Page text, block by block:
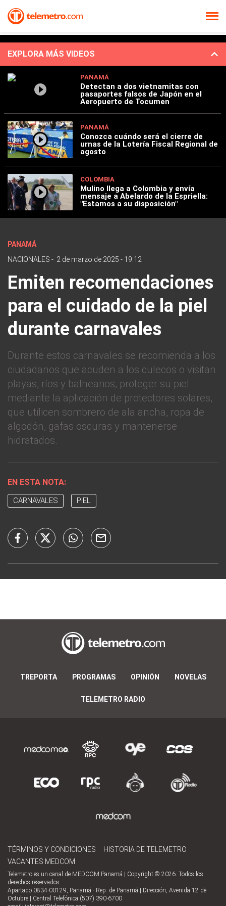
EXPLORA MÁS VIDEOS
PANAMÁ
Detectan a dos vietnamitas con
pasaportes falsos de Japón en el
Aeropuerto de Tocumen
PANAMÁ
Conozca cuándo será el cierre de
urnas de la Lotería Fiscal Regional de
agosto
COLOMBIA
Mulino llega a Colombia y envía
mensaje a Abelardo de la Espriella:
"Estamos a su disposición"
PANAMÁ
NACIONALES - 2 de marzo de 2025 - 19:12
Emiten recomendaciones
para el cuidado de la piel
durante carnavales
Durante estos carnavales se recomienda a los
ciudadanos que acuden a los culecos o visitan
playas, ríos y balnearios, proteger su piel
mediante la aplicación de protectores solares,
que utilicen sombrero de ala ancha, ropa de
algodón, gafas oscuras y mantenerse
hidratados.
EN ESTA NOTA:
CARNAVALES PIEL
TREPORTA PROGRAMAS OPINIÓN NOVELAS
TELEMETRO RADIO
TÉRMINOS Y CONDICIONES
HISTORIA DE TELEMETRO
VACANTES MEDCOM
Telemetro es un canal de MEDCOM Panamá | Copyright © 2026. Todos los
derechos reservados.
Apartado 0834-00129, Panamá - Rep. de Panamá | Dirección, Avenida 12 de
Octubre | Central Telefónica (507) 390-6700